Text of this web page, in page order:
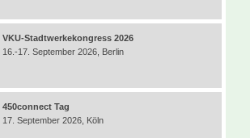
VKU-Stadtwerkekongress 2026
16.-17. September 2026, Berlin
450connect Tag
17. September 2026, Köln